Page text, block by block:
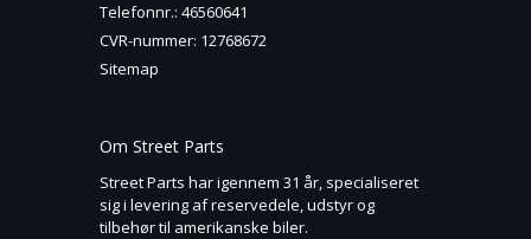
Telefonnr.: 46560641
CVR-nummer: 12768672
Sitemap
Om Street Parts
Street Parts har igennem 31 år, specialiseret
sig i levering af reservedele, udstyr og
tilbehør til amerikanske biler.